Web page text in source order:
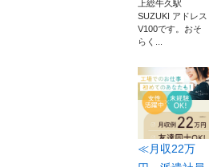
上総牛久駅
SUZUKI アドレス
V100です。おそ
らく...
≪月収22万